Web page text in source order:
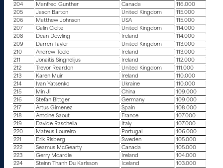
204
Manfred Gunther Canada
116.000
205
Jason Barton United Kingdom
115.000
206
Matthew Johnson USA
115.000
207
Calin Ciolte United Kingdom
114.000
208
Dean Dowling Ireland
114.000
209
Darren Taylor United Kingdom
113.000
210
Andrew Toole Ireland
113.000
211
Jonaitis Singnelijus Ireland
112.000
212
Trevor Reardon United Kingdom
111.000
213
Karen Muir Ireland
110.000
214
Ivan Yatsenko Ukraine
110.000
215
Min Ji China
109.000
216
Stefan Bittger Germany
109.000
217
Artus Gimenez Spain
108.000
218
Antoine Saout France
107.000
219
Davide Raschella Italy
107.000
220
Mateus Loureiro Portugal
106.000
221
Erik Risberg Sweden
105.000
222
Seamus McGearty Canada
105.000
223
Gerry Mcardle Ireland
104.000
224
Steinn Thanh Du Karlsson Iceland
103.000